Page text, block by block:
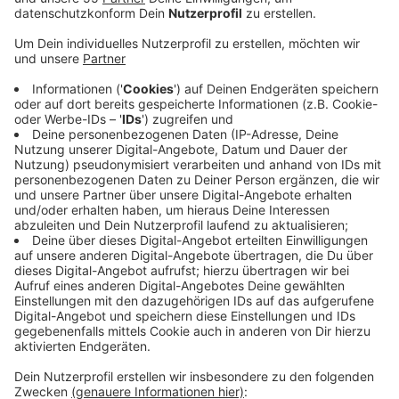
erstellt.
Veröffentlicht:Freitag, 15.10.2021 04:48
Anzeige
Bockum, Traar und Verberg - hier werden zum Teil bis
zu 20 Euro pro Quadratmeter fällig. Der stadtweite
Durchschnitt liegt bei maximal sieben Euro. In der
Innenstadt müssen Mieter meist deutlich weniger
zahlen, weil der Wohnungsbestand insgesamt recht
veralt ist. Deshalb plädieren die Verbände dafür, vor
allem leerstehende Wohnungen in alten
Schrottimmobilien zu sanieren. Gleichzeitig sei der
Neubau genauso wichtig, weil es in Krefeld besonders
an kleinen Wohnungen für Single- und Zwei-Personen-